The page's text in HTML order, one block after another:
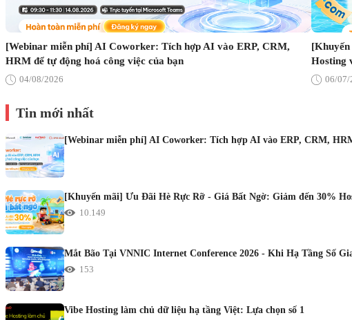
[Webinar miễn phí] AI Coworker: Tích hợp AI vào ERP, CRM,
HRM để tự động hoá công việc của bạn
04/08/2026
Hosting
06/07/
Tin mới nhất
[Webinar miễn phí] AI Coworker: Tích hợp AI vào ERP, CRM,
[Khuyến mãi] Ưu Đãi Hè Rực Rỡ - Giá Bất Ngờ: Giảm đến 30%
10.149
Mắt Bão Tại VNNIC Internet Conference 2026 - Khi Hạ Tầng Số
153
Vibe Hosting làm chủ dữ liệu hạ tầng Việt: Lựa chọn số 1